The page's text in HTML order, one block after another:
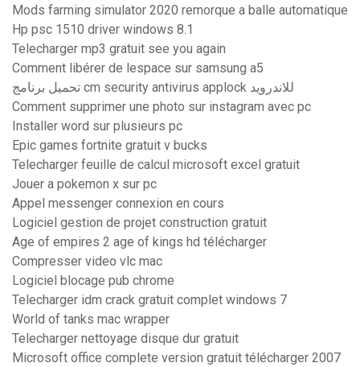
Mods farming simulator 2020 remorque a balle automatique
Hp psc 1510 driver windows 8.1
Telecharger mp3 gratuit see you again
Comment libérer de lespace sur samsung a5
تحميل برنامج cm security antivirus applock للاندرويد
Comment supprimer une photo sur instagram avec pc
Installer word sur plusieurs pc
Epic games fortnite gratuit v bucks
Telecharger feuille de calcul microsoft excel gratuit
Jouer a pokemon x sur pc
Appel messenger connexion en cours
Logiciel gestion de projet construction gratuit
Age of empires 2 age of kings hd télécharger
Compresser video vlc mac
Logiciel blocage pub chrome
Telecharger idm crack gratuit complet windows 7
World of tanks mac wrapper
Telecharger nettoyage disque dur gratuit
Microsoft office complete version gratuit télécharger 2007